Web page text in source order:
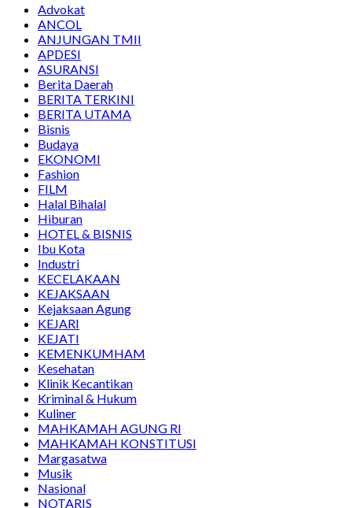
Advokat
ANCOL
ANJUNGAN TMII
APDESI
ASURANSI
Berita Daerah
BERITA TERKINI
BERITA UTAMA
Bisnis
Budaya
EKONOMI
Fashion
FILM
Halal Bihalal
Hiburan
HOTEL & BISNIS
Ibu Kota
Industri
KECELAKAAN
KEJAKSAAN
Kejaksaan Agung
KEJARI
KEJATI
KEMENKUMHAM
Kesehatan
Klinik Kecantikan
Kriminal & Hukum
Kuliner
MAHKAMAH AGUNG RI
MAHKAMAH KONSTITUSI
Margasatwa
Musik
Nasional
NOTARIS